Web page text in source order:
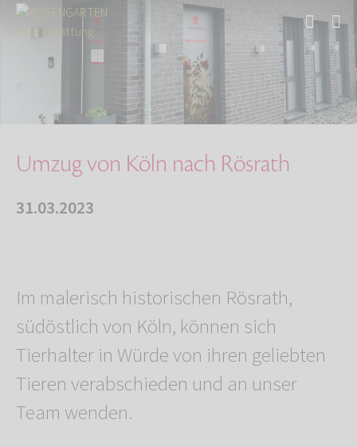
Über uns Filial-Umzug von Köln nach Rösrath
Umzug von Köln nach Rösrath
31.03.2023
Im malerisch historischen Rösrath,
südöstlich von Köln, können sich
Tierhalter in Würde von ihren geliebten
Tieren verabschieden und an unser
Team wenden.